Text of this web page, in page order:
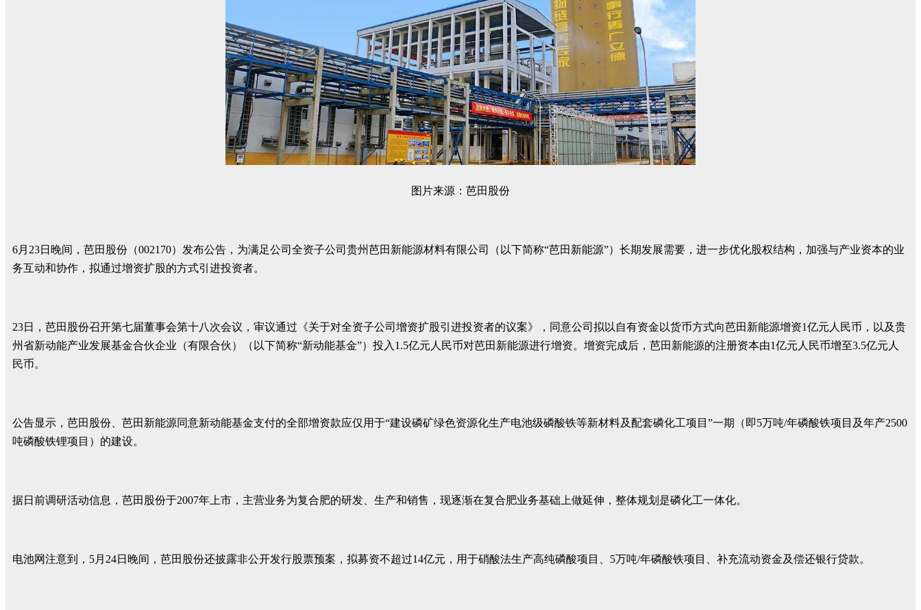
图片来源：芭田股份
6月23日晚间，芭田股份（002170）发布公告，为满足公司全资子公司贵州芭田新能源材料有限公司（以下简称“芭田新能源”）长期发展需要，进一步优化股权结构，加强与产业资本的业
务互动和协作，拟通过增资扩股的方式引进投资者。
23日，芭田股份召开第七届董事会第十八次会议，审议通过《关于对全资子公司增资扩股引进投资者的议案》，同意公司拟以自有资金以货币方式向芭田新能源增资1亿元人民币，以及贵
州省新动能产业发展基金合伙企业（有限合伙）（以下简称“新动能基金”）投入1.5亿元人民币对芭田新能源进行增资。增资完成后，芭田新能源的注册资本由1亿元人民币增至3.5亿元人
民币。
公告显示，芭田股份、芭田新能源同意新动能基金支付的全部增资款应仅用于“建设磷矿绿色资源化生产电池级磷酸铁等新材料及配套磷化工项目”一期（即5万吨/年磷酸铁项目及年产2500
吨磷酸铁锂项目）的建设。
据日前调研活动信息，芭田股份于2007年上市，主营业务为复合肥的研发、生产和销售，现逐渐在复合肥业务基础上做延伸，整体规划是磷化工一体化。
电池网注意到，5月24日晚间，芭田股份还披露非公开发行股票预案，拟募资不超过14亿元，用于硝酸法生产高纯磷酸项目、5万吨/年磷酸铁项目、补充流动资金及偿还银行贷款。